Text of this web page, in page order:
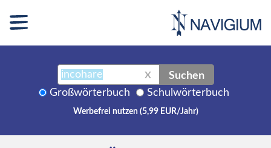
X Suchen
Großwörterbuch Schulwörterbuch
Werbefrei nutzen (5,99 EUR/Jahr)